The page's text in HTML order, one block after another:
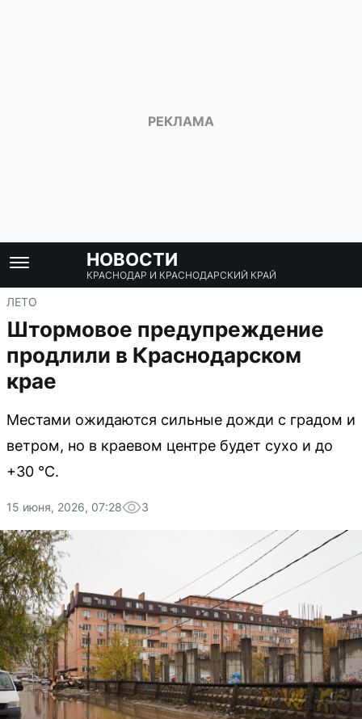
НОВОСТИ
КРАСНОДАР И КРАСНОДАРСКИЙ КРАЙ
ЛЕТО
Штормовое предупреждение
продлили в Краснодарском
крае
Местами ожидаются сильные дожди с градом и
ветром, но в краевом центре будет сухо и до
+30 °С.
15 июня, 2026, 07:28 3